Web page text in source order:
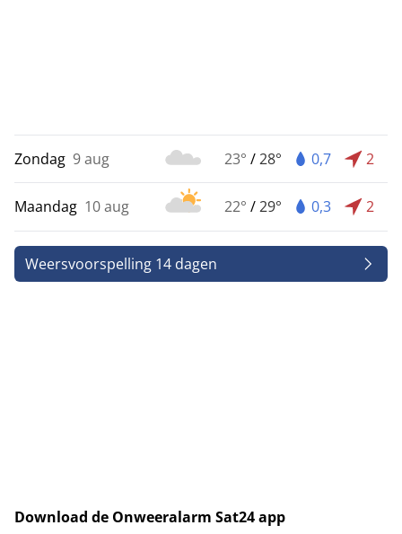
Zondag 9 aug 23° /28° 0,7 2
Maandag 10 aug 22° /29° 0,3 2
Weersvoorspelling 14 dagen
Download de Onweeralarm Sat24 app